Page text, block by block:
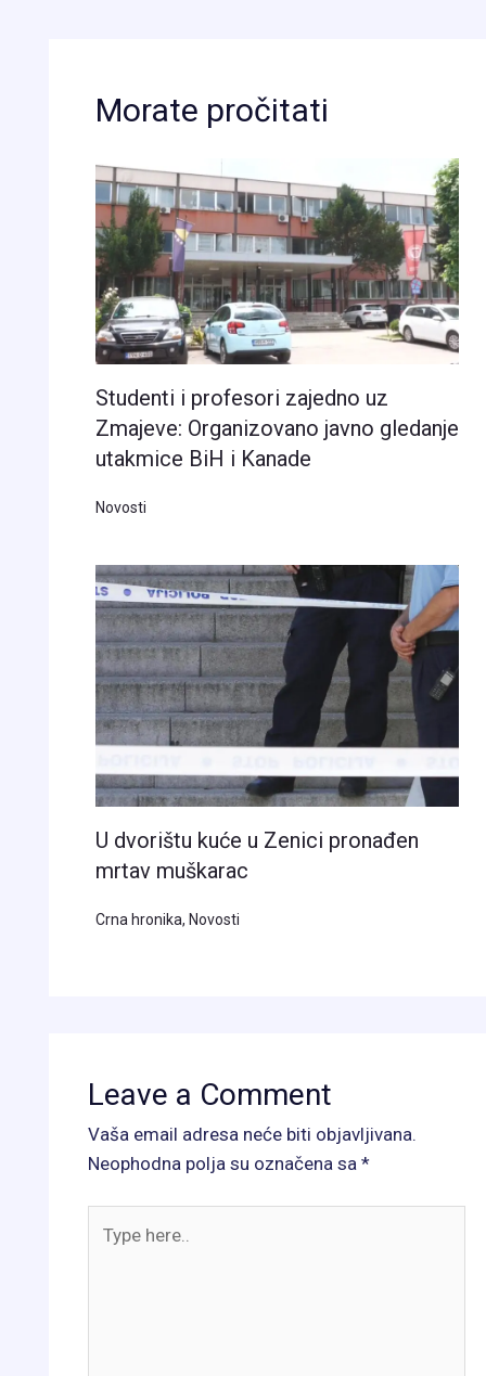
Morate pročitati
Studenti i profesori zajedno uz
Zmajeve: Organizovano javno gledanje
utakmice BiH i Kanade
Novosti
U dvorištu kuće u Zenici pronađen
mrtav muškarac
Crna hronika, Novosti
Leave a Comment
Vaša email adresa neće biti objavljivana.
Neophodna polja su označena sa*
here..